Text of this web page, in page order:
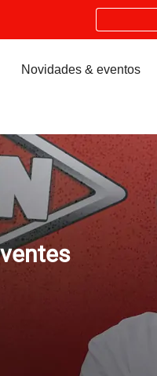
Search
Novidades & eventos